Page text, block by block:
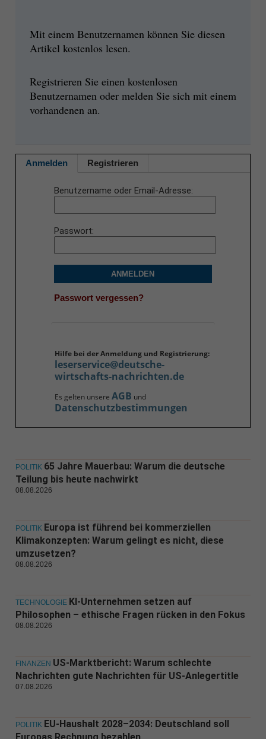
Mit einem Benutzernamen können Sie diesen
Artikel kostenlos lesen.
Registrieren Sie einen kostenlosen
Benutzernamen oder melden Sie sich mit einem
vorhandenen an.
Anmelden Registrieren
Benutzername oder Email-Adresse
Passwort
ANMELDEN
Passwort vergessen?
Hilfe bei der Anmeldung und Registrierung:
leserservice@deutsche-
wirtschafts-nachrichten.de
Es gelten unsere AGB und
Datenschutzbestimmungen
POLITIK 65 Jahre Mauerbau: Warum die deutsche
Teilung bis heute nachwirkt
08.08.2026
POLITIK Europa ist führend bei kommerziellen
Klimakonzepten: Warum gelingt es nicht, diese
umzusetzen?
08.08.2026
TECHNOLOGIE KI-Unternehmen setzen auf
Philosophen – ethische Fragen rücken in den Fokus
08.08.2026
FINANZEN US-Marktbericht: Warum schlechte
Nachrichten gute Nachrichten für US-Anlegertitle
07.08.2026
POLITIK EU-Haushalt 2028–2034: Deutschland soll